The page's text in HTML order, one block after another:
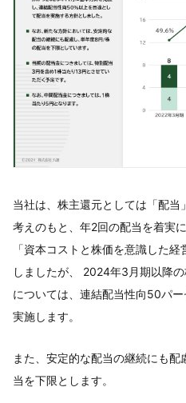
当社は、株主還元としては「配
考えのもと、年2回の配当を着実
「資本コストと株価を意識した
しましたが、 2024年3月期以降
については、連結配当性向50パ
実施します。
また、安定的な配当の継続にも
当を下限とします。